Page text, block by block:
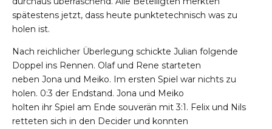
spätestens jetzt, dass heute punktetechnisch was zu
holen ist.
Nach reichlicher Überlegung schickte Julian folgende
Doppel ins Rennen. Olaf und Rene starteten
neben Jona und Meiko. Im ersten Spiel war nichts zu
holen. 0:3 der Endstand. Jona und Meiko
holten ihr Spiel am Ende souverän mit 3:1. Felix und Nils
retteten sich in den Decider und konnten